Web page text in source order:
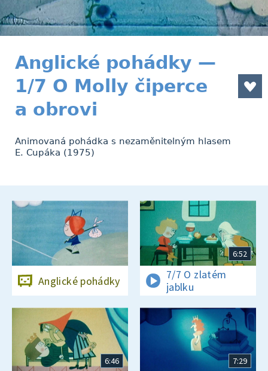
Anglické pohádky —
1/7 O Molly čiperce
a obrovi
Animovaná pohádka s nezaměnitelným hlasem
E. Cupáka (1975)
Anglické pohádky
6:52
7/7 O zlatém
jablku
6:46 7:29